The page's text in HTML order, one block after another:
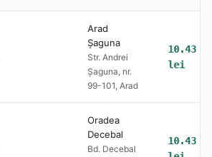
Arad
Șaguna
Str. Andrei
Șaguna, nr.
99-101, Arad
10.43
lei
Oradea
Decebal
Bd. Decebal
10.43